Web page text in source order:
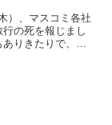
）、マスコミ各社
の死を報じまし
りきたりで、